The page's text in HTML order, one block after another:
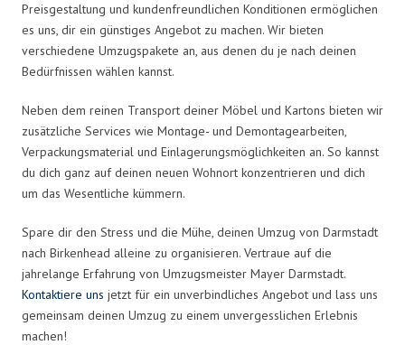
Preisgestaltung und kundenfreundlichen Konditionen ermöglichen
es uns, dir ein günstiges Angebot zu machen. Wir bieten
verschiedene Umzugspakete an, aus denen du je nach deinen
Bedürfnissen wählen kannst.
Neben dem reinen Transport deiner Möbel und Kartons bieten wir
zusätzliche Services wie Montage- und Demontagearbeiten,
Verpackungsmaterial und Einlagerungsmöglichkeiten an. So kannst
du dich ganz auf deinen neuen Wohnort konzentrieren und dich
um das Wesentliche kümmern.
Spare dir den Stress und die Mühe, deinen Umzug von Darmstadt
nach Birkenhead alleine zu organisieren. Vertraue auf die
jahrelange Erfahrung von Umzugsmeister Mayer Darmstadt.
Kontaktiere uns jetzt für ein unverbindliches Angebot und lass uns
gemeinsam deinen Umzug zu einem unvergesslichen Erlebnis
machen!